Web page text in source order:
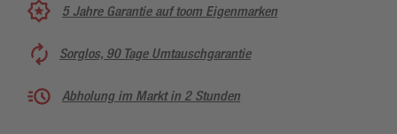
5 Jahre Garantie auf toom Eigenmarken
Sorglos, 90 Tage Umtauschgarantie
Abholung im Markt in 2 Stunden